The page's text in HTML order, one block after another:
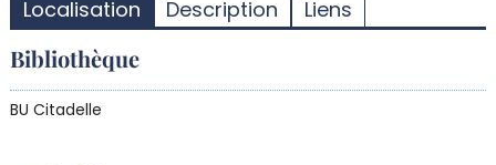
Localisation Description Liens
Bibliothèque
BU Citadelle